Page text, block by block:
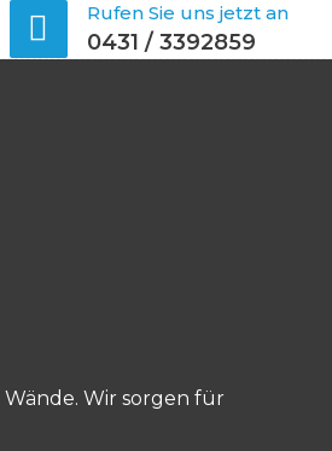
Rufen Sie uns jetzt an
0431 / 3392859
Wir sorgen für